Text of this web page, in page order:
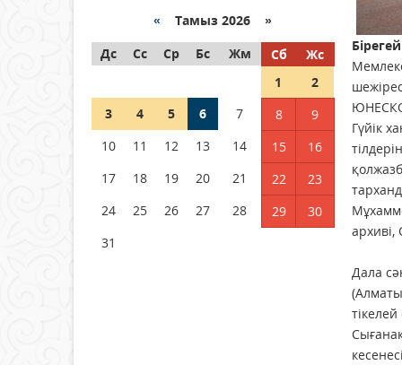
РУСЛАН РҮСТЕМҰЛЫ ОБЛЫС
ӘКІМІНІҢ КЕҢЕСШІСІ БОЛЫП
04 тамыз 2026 ж. 99
Қысқы демалыс 14 күн:
2026–2027 оқу жылына
арналған каникул кестесі
бекітілді
« Тамыз 2026 »
Дс
Сс Ср Бс Жм Сб
Жс
1
2
3
4 5 6 7 8
9
10
11 12 13 14 15
16
17
18 19 20 21 22
23
24
25 26 27 28 29
30
31
Гүйік
Дала